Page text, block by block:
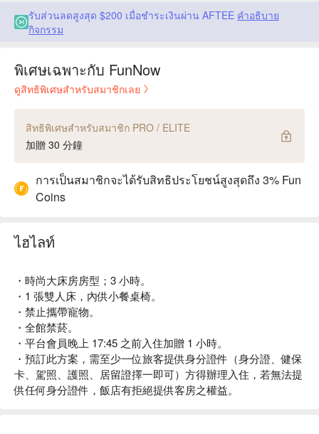
รับส่วนลดสูงสุด $200 เมื่อชำระเงินผ่าน AFTEE คำอธิบาย
กิจกรรม
พิเศษเฉพาะกับ FunNow
ดูสิทธิพิเศษสำหรับสมาชิกเลย
สิทธิพิเศษสำหรับสมาชิก PRO / ELITE
加贈 30 分鐘
การเป็นสมาชิกจะได้รับสิทธิประโยชน์สูงสุดถึง 3% Fun
Coins
ไฮไลท์
・時尚大床房房型；3 小時。
・1 張雙人床，內供小餐桌椅。
・禁止攜帶寵物。
・全館禁菸。
・平台會員晚上 17:45 之前入住加贈 1 小時。
・預訂此方案，需至少一位旅客提供身分證件（身分證、健保
卡、駕照、護照、居留證擇一即可）方得辦理入住，若無法提
供任何身分證件，飯店有拒絕提供客房之權益。